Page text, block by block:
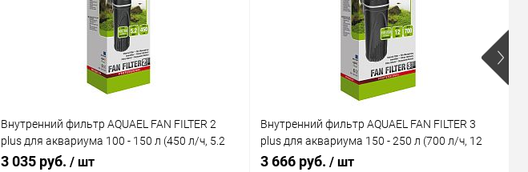
Внутренний фильтр AQUAEL FAN FILTER 2
plus для аквариума 100 - 150 л (450 л/ч, 5.2
Вт)
3 035 руб. / шт
Внутренний фильтр AQUAEL FAN FILTER 3
plus для аквариума 150 - 250 л (700 л/ч, 12
Вт)
3 666 руб. / шт